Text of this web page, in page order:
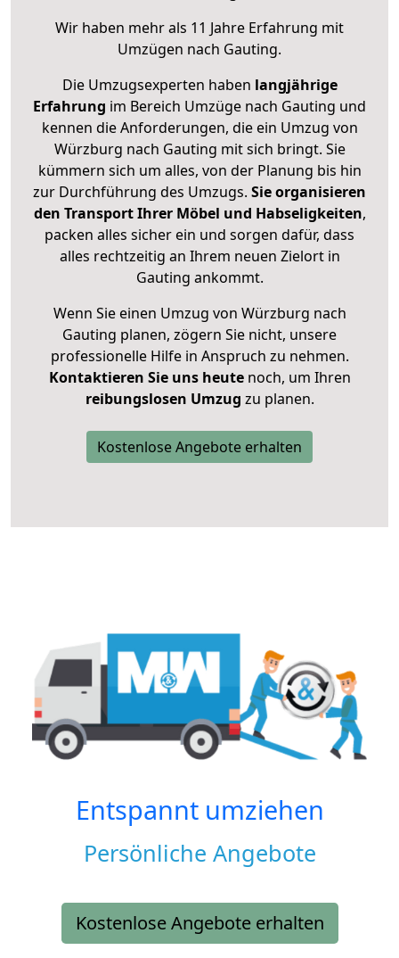
Wir haben mehr als 11 Jahre Erfahrung mit
Umzügen nach Gauting.
Die Umzugsexperten haben langjährige
Erfahrung im Bereich Umzüge nach Gauting und
kennen die Anforderungen, die ein Umzug von
Würzburg nach Gauting mit sich bringt. Sie
kümmern sich um alles, von der Planung bis hin
zur Durchführung des Umzugs. Sie organisieren
den Transport Ihrer Möbel und Habseligkeiten,
packen alles sicher ein und sorgen dafür, dass
alles rechtzeitig an Ihrem neuen Zielort in
Gauting ankommt.
Wenn Sie einen Umzug von Würzburg nach
Gauting planen, zögern Sie nicht, unsere
professionelle Hilfe in Anspruch zu nehmen.
Kontaktieren Sie uns heutenoch, um Ihren
reibungslosen Umzug zu planen.
Kostenlose Angebote erhalten
Entspannt umziehen
Persönliche Angebote
Kostenlose Angebote erhalten